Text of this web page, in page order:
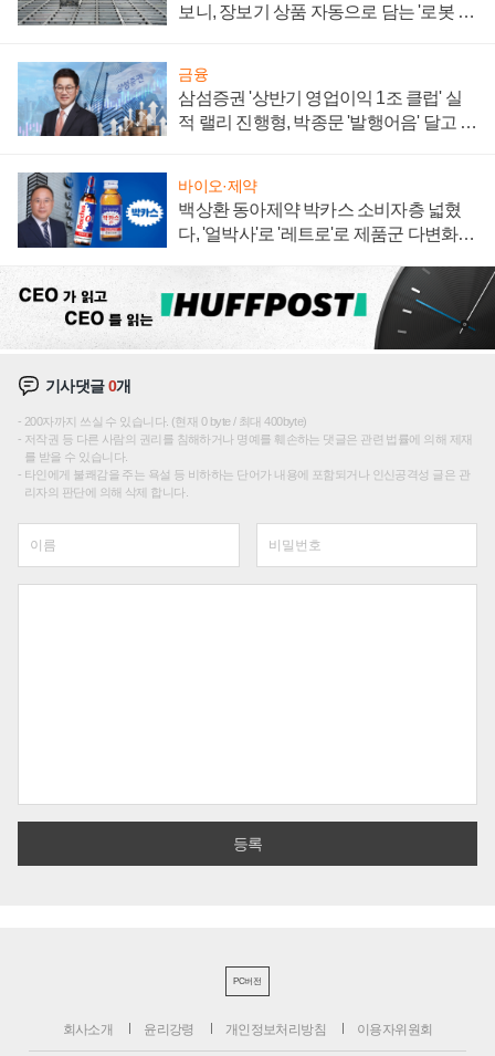
보니, 장보기 상품 자동으로 담는 '로봇 40
금융
삼섬증권 '상반기 영업이익 1조 클럽' 실
적 랠리 진행형, 박종문 '발행어음' 달고 연
바이오·제약
백상환 동아제약 박카스 소비자층 넓혔
다, '얼박사'로 '레트로'로 제품군 다변화
기사댓글0개
200자까지 쓰실 수 있습니다. (현재 0 byte / 최대 400byte)
저작권 등 다른 사람의 권리를 침해하거나 명예를 훼손하는 댓글은 관련 법률에 의해 제재
를 받을 수 있습니다.
타인에게 불쾌감을 주는 욕설 등 비하하는 단어가 내용에 포함되거나 인신공격성 글은 관
리자의 판단에 의해 삭제 합니다.
PC버전
회사소개 윤리강령 개인정보처리방침 이용자위원회